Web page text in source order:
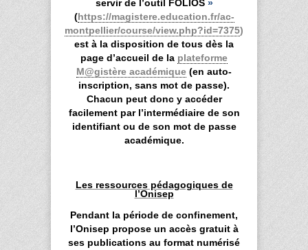
servir de l’outil FOLIOS»
(https://magistere.education.fr/ac-
montpellier/course/view.php?id=7375)
est à la disposition de tous dès la
page d’accueil de la plateforme
M@gistère académique (en auto-
inscription, sans mot de passe).
Chacun peut donc y accéder
facilement par l’intermédiaire de son
identifiant ou de son mot de passe
académique.
Les ressources pédagogiques de
l’Onisep
Pendant la période de confinement,
l’Onisep propose un accès gratuit à
ses publications au format numérisé